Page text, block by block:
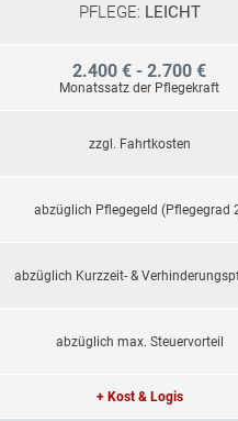
PFLEGE: LEICHT
2.400 € - 2.700 €
Monatssatz der Pflegekraft
zzgl. Fahrtkosten
abzüglich Pflegegeld (Pflegegrad
abzüglich Kurzzeit- &
abzüglich max. Steuervorteil
+ Kost & Logis